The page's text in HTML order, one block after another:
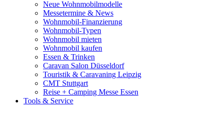
Neue Wohnmobilmodelle
Messetermine & News
Wohnmobil-Finanzierung
Wohnmobil-Typen
Wohnmobil mieten
Wohnmobil kaufen
Essen & Trinken
Caravan Salon Düsseldorf
Touristik & Caravaning Leipzig
CMT Stuttgart
Reise + Camping Messe Essen
Tools & Service